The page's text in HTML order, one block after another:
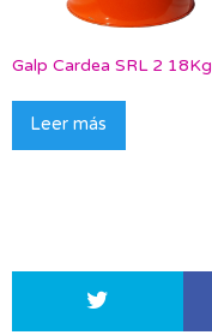
Galp Cardea SRL 2 18Kg
Leer más